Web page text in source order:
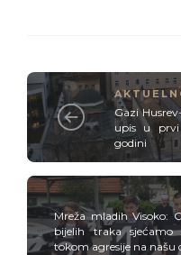
Gazi
upis u prvi
godini
Mreža mladih Visoko:
bijelih traka sjećamo
tokom agresije na našu